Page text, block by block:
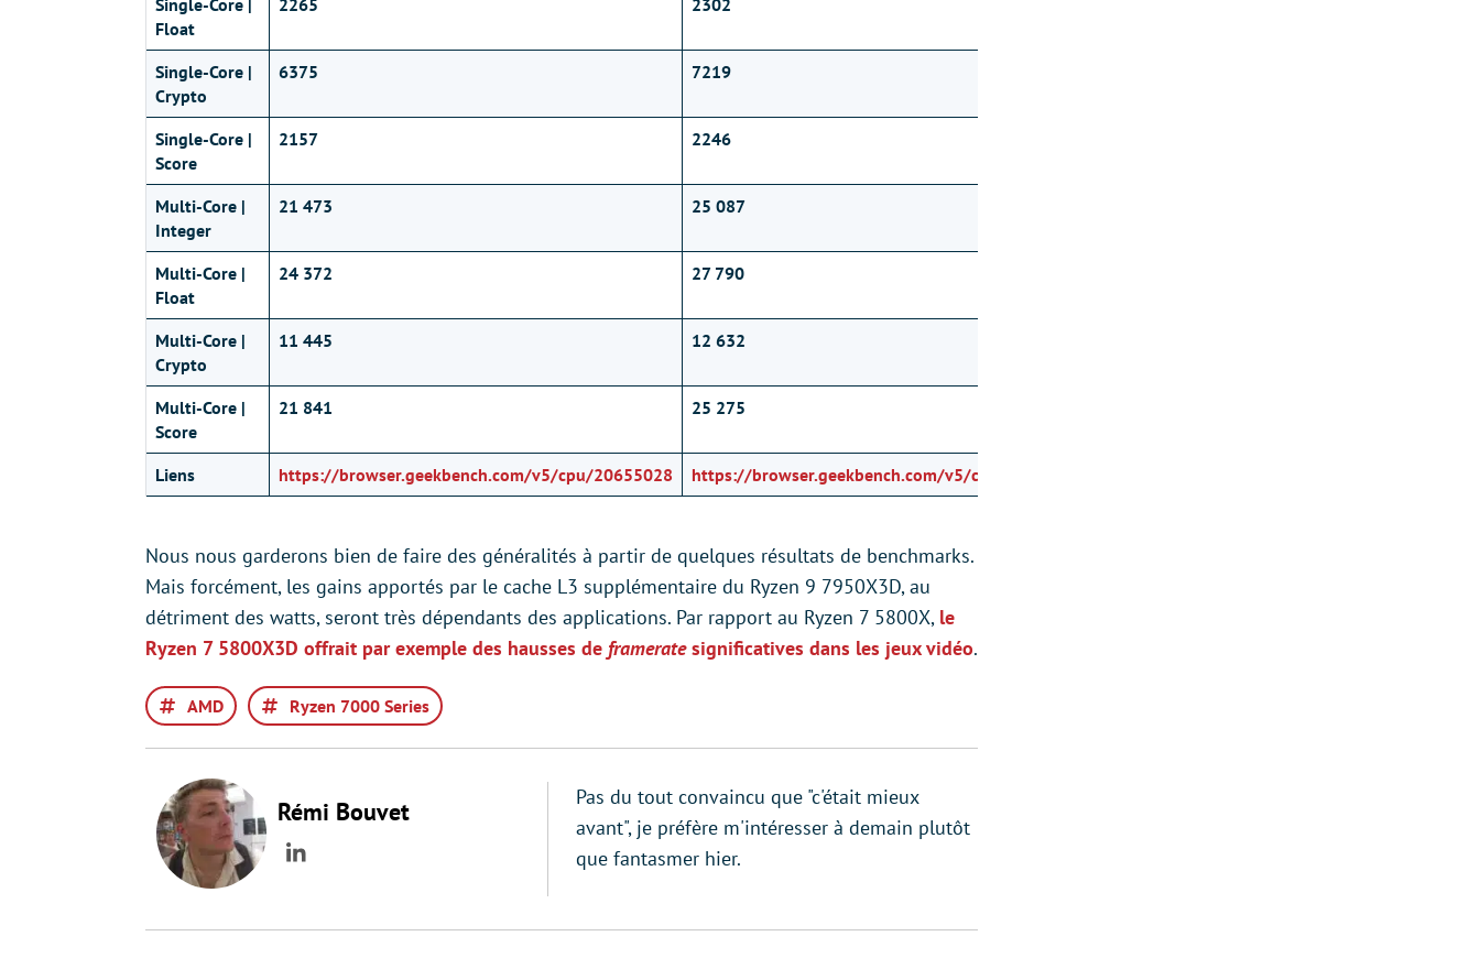
Single-Core |
Float
2265 2302
Single-Core |
Crypto
6375 7219
Single-Core |
Score
2157 2246
Multi-Core |
Integer
21 473 25 087
Multi-Core |
Float
24 372 27 790
Multi-Core |
Crypto
11 445 12 632
Multi-Core |
Score
21 841 25 275
Liens https://browser.geekbench.com/v5/cpu/20655028 https://browser.geekbench.com/v5/cpu/20574320
Nous nous garderons bien de faire des généralités à partir de quelques résultats de benchmarks.
Mais forcément, les gains apportés par le cache L3 supplémentaire du Ryzen 9 7950X3D, au
détriment des watts, seront très dépendants des applications. Par rapport au Ryzen 7 5800X, le
Ryzen 7 5800X3D offrait par exemple des hausses de frameratesignificatives dans les jeux vidéo.
AMD Ryzen 7000 Series
Rémi Bouvet
LinkedIn
Pas du tout convaincu que "c'était mieux
avant", je préfère m'intéresser à demain plutôt
que fantasmer hier.